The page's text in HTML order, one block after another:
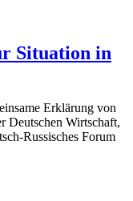
Situation in
Erklärung von
Deutschen Wirtschaft,
Russisches Forum